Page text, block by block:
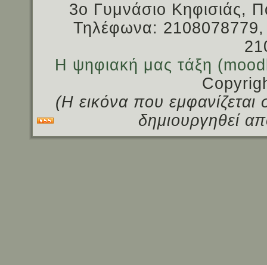
3ο Γυμνάσιο Κηφισιάς,
Τηλέφωνα:
Η ψηφιακή μας τάξη
(Η εικόνα που εμφανίζεται
δημιουργηθεί